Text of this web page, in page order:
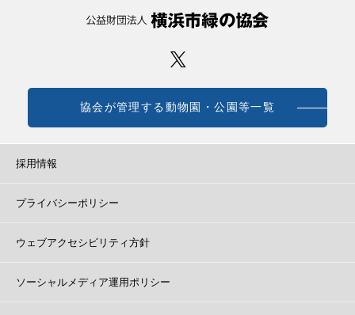
協会が管理する動物園・公園等一覧
採用情報
プライバシーポリシー
ウェブアクセシビリティ方針
ソーシャルメディア運用ポリシー